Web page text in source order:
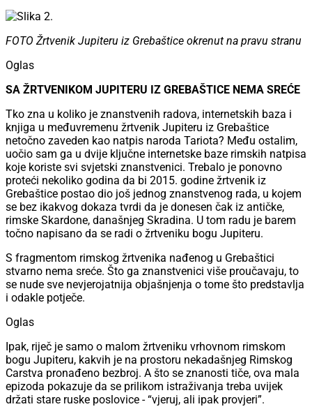
FOTO Žrtvenik Jupiteru iz Grebaštice okrenut na pravu stranu
Oglas
SA ŽRTVENIKOM JUPITERU IZ GREBAŠTICE NEMA SREĆE
Tko zna u koliko je znanstvenih radova, internetskih baza i
knjiga u međuvremenu žrtvenik Jupiteru iz Grebaštice
netočno zaveden kao natpis naroda Tariota? Među ostalim,
uočio sam ga u dvije ključne internetske baze rimskih natpisa
koje koriste svi svjetski znanstvenici. Trebalo je ponovno
proteći nekoliko godina da bi 2015. godine žrtvenik iz
Grebaštice postao dio još jednog znanstvenog rada, u kojem
se bez ikakvog dokaza tvrdi da je donesen čak iz antičke,
rimske Skardone, današnjeg Skradina. U tom radu je barem
točno napisano da se radi o žrtveniku bogu Jupiteru.
S fragmentom rimskog žrtvenika nađenog u Grebaštici
stvarno nema sreće. Što ga znanstvenici više proučavaju, to
se nude sve nevjerojatnija objašnjenja o tome što predstavlja
i odakle potječe.
Oglas
Ipak, riječ je samo o malom žrtveniku vrhovnom rimskom
bogu Jupiteru, kakvih je na prostoru nekadašnjeg Rimskog
Carstva pronađeno bezbroj. A što se znanosti tiče, ova mala
epizoda pokazuje da se prilikom istraživanja treba uvijek
držati stare ruske poslovice - “vjeruj, ali ipak provjeri”.